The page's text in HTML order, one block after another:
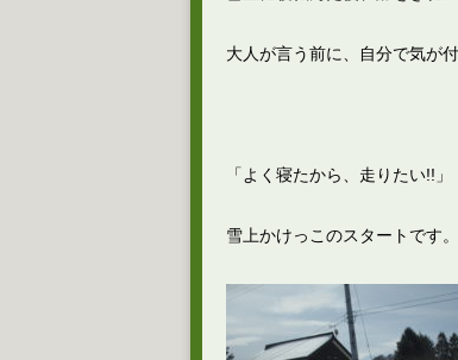
大人が言う前に、自分で気が
「よく寝たから、走りたい!!」
雪上かけっこのスタートです。